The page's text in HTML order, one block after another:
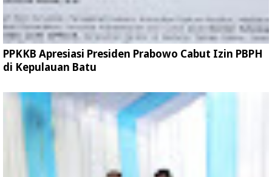
PPKKB Apresiasi Presiden Prabowo Cabut Izin PBPH
di Kepulauan Batu